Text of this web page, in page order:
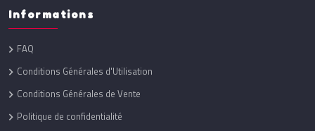
Informations
FAQ
Conditions Générales d'Utilisation
Conditions Générales de Vente
Politique de confidentialité